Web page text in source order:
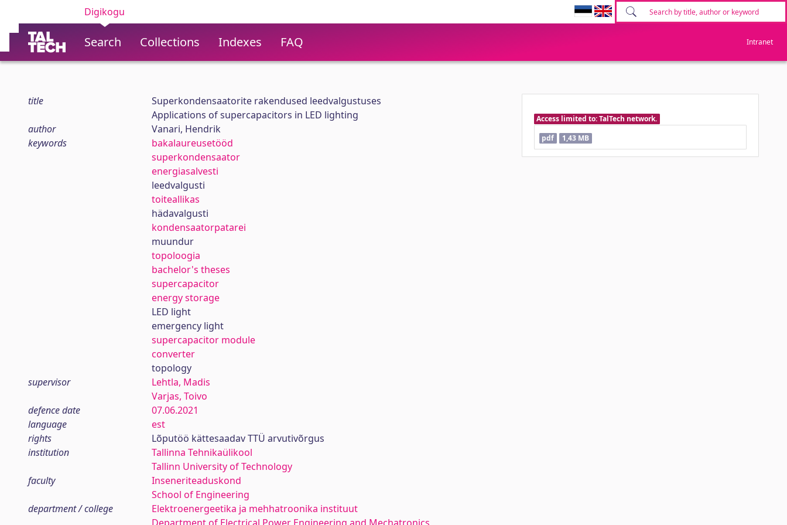
Digikogu
Search Collections Indexes FAQ Intranet
title
Superkondensaatorite rakendused leedvalgustuses
Applications of supercapacitors in LED lighting
author
Vanari, Hendrik
keywords
bakalaureusetööd
superkondensaator
energiasalvesti
leedvalgusti
toiteallikas
hädavalgusti
kondensaatorpatarei
muundur
topoloogia
bachelor's theses
supercapacitor
energy storage
LED light
emergency light
supercapacitor module
converter
topology
supervisor
Lehtla, Madis
Varjas, Toivo
defence date
07.06.2021
language
est
rights
Lõputöö kättesaadav TTÜ arvutivõrgus
institution
Tallinna Tehnikaülikool
Tallinn University of Technology
faculty
Inseneriteaduskond
School of Engineering
department / college
Elektroenergeetika ja mehhatroonika instituut
Access limited to: TalTech network.
pdf
1,43 MB